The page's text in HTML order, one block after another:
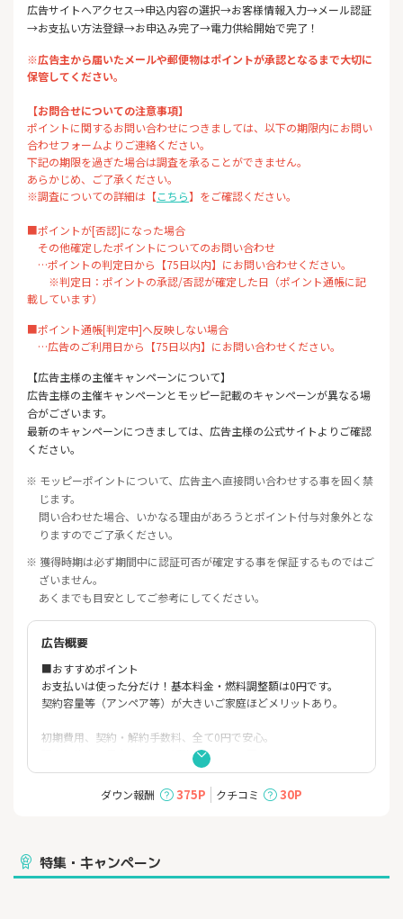
広告サイトへアクセス→申込内容の選択→お客様情報入力→メール認証
→お支払い方法登録→お申込み完了→電力供給開始で完了！
※広告主から届いたメールや郵便物はポイントが承認となるまで大切に
保管してください。
【お問合せについての注意事項】
ポイントに関するお問い合わせにつきましては、以下の期限内にお問い
合わせフォームよりご連絡ください。
下記の期限を過ぎた場合は調査を承ることができません。
あらかじめ、ご了承ください。
※調査についての詳細は【こちら】をご確認ください。
■ポイントが[否認]になった場合
その他確定したポイントについてのお問い合わせ
…ポイントの判定日から【75日以内】にお問い合わせください。
※判定日：ポイントの承認/否認が確定した日（ポイント通帳に記
載しています）
■ポイント通帳[判定中]へ反映しない場合
…広告のご利用日から【75日以内】にお問い合わせください。
【広告主様の主催キャンペーンについて】
広告主様の主催キャンペーンとモッピー記載のキャンペーンが異なる場
合がございます。
最新のキャンペーンにつきましては、広告主様の公式サイトよりご確認
ください。
※ モッピーポイントについて、広告主へ直接問い合わせする事を固く禁
じます。
問い合わせた場合、いかなる理由があろうとポイント付与対象外とな
りますのでご了承ください。
※ 獲得時期は必ず期間中に認証可否が確定する事を保証するものではご
ざいません。
あくまでも目安としてご参考にしてください。
広告概要
■おすすめポイント
お支払いは使った分だけ！基本料金・燃料調整額は0円です。
契約容量等（アンペア等）が大きいご家庭ほどメリットあり。
初期費用、契約・解約手数料、全て0円で安心。
現在契約中の電力会社への解約手続きも不要です。
お住まいやライフスタイルに応じた多様な割引をご用意。
マイページで安い時間帯をチェックし、時間を選んでおトクに電
ダウン報酬 375P クチコミ 30P
特集・キャンペーン